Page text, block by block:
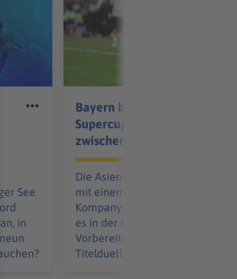
See
in
Bayern blickt schon auf
Supercup - «Messer
zwischen Zähnen»
Die Asienreise des FC Bayern
mit einem Testspielsieg zu Ende.
Kompany ist beeindruckt. Jetzt
es in der Heimat mit der
Vorbereitung weiter. Das erste
Titelduell naht allmählich.